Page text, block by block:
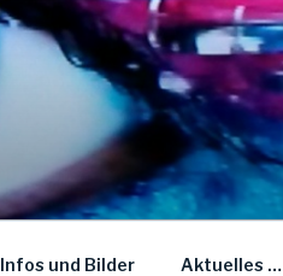
Infos und Bilder Aktuelles …